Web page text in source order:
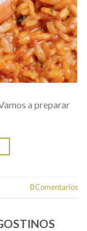
a preparar
0Comentarios